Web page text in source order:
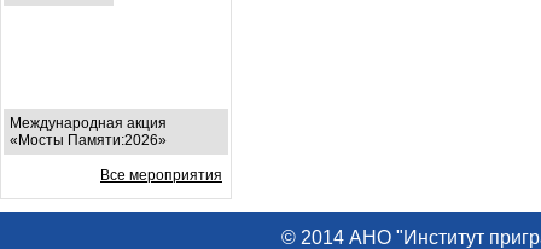
Международная акция
«Мосты Памяти:2026»
Все мероприятия
© 2014 АНО "Институт